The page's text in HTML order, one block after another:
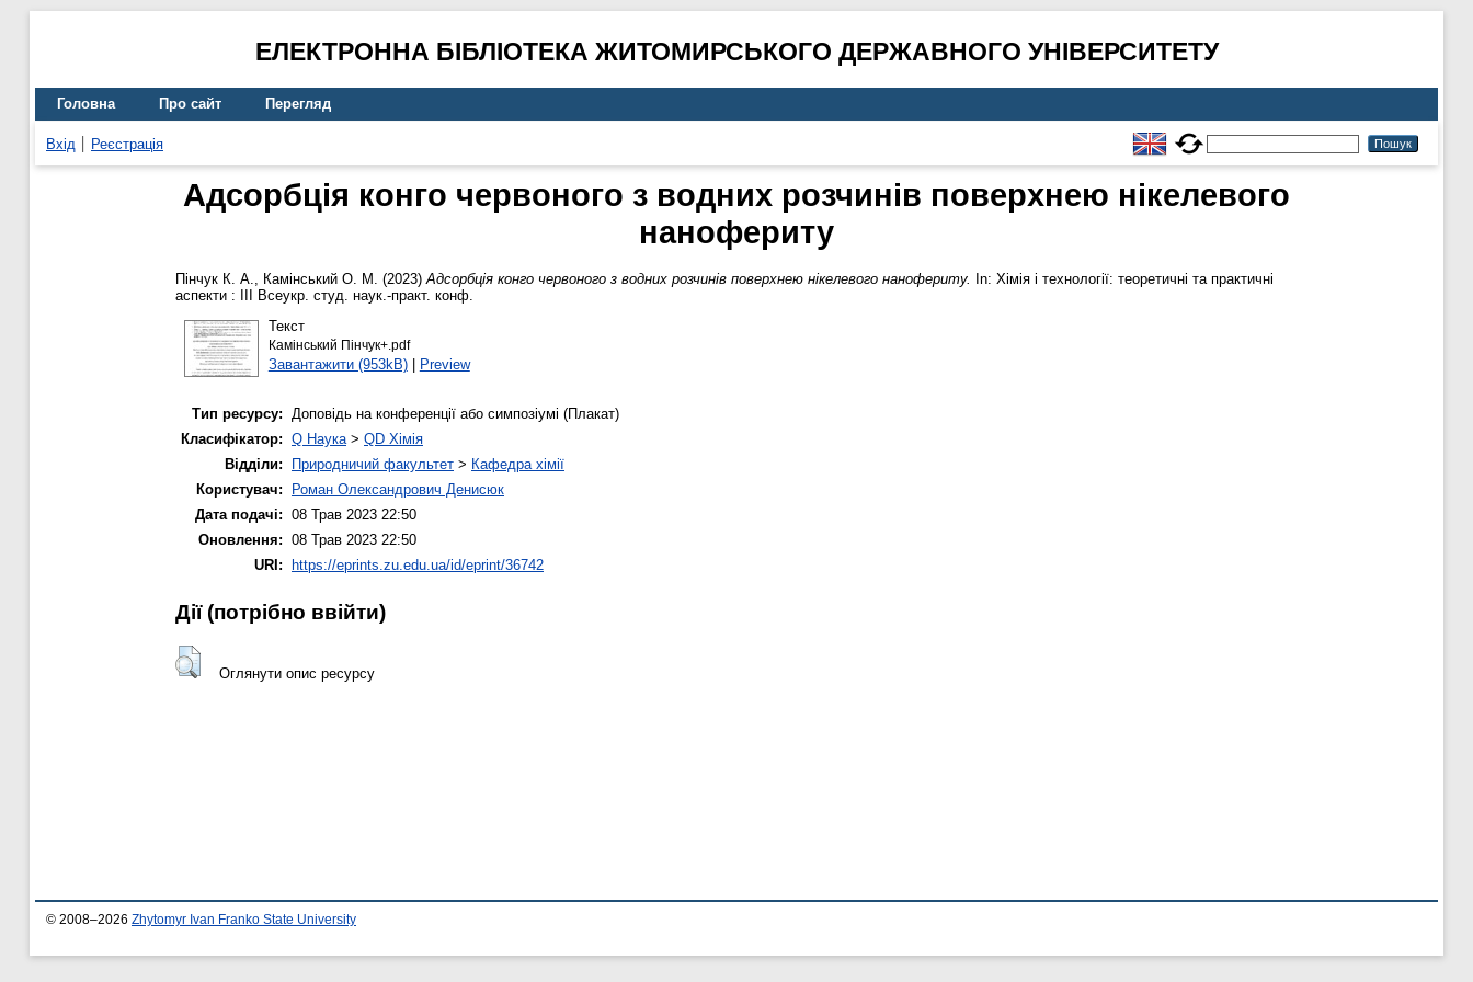
ЕЛЕКТРОННА БІБЛІОТЕКА ЖИТОМИРСЬКОГО ДЕРЖАВНОГО УНІВЕРСИТЕТУ
Головна Про сайт Перегляд
Вхід Реєстрація
Адсорбція конго червоного з водних розчинів поверхнею нікелевого
нанофериту
Пінчук К. А., Камінський О. М. (2023)Адсорбція конго червоного з водних розчинів поверхнею нікелевого нанофериту.
In: Хімія і технології: теоретичні та практичні
аспекти : ІІІ Всеукр. студ. наук.-практ. конф.
Текст
Камінський Пінчук+.pdf
Завантажити (953kB)| Preview
Тип ресурсу: Доповідь на конференції або симпозіумі (Плакат)
Класифікатор: Q Наука> QD Хімія
Відділи:
Природничий факультет > Кафедра хімії
Користувач:
Роман Олександрович Денисюк
Дата подачі: 08 Трав 2023 22:50
Оновлення: 08 Трав 2023 22:50
URI:
https://eprints.zu.edu.ua/id/eprint/36742
Дії ​​(потрібно ввійти)
Оглянути опис ресурсу
© 2008–2026 Zhytomyr Ivan Franko State University